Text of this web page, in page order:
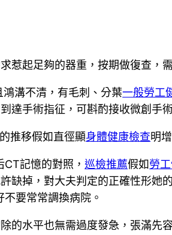
惹起足夠的器重，按期做復查
溝不清，有毛刺、分葉一般勞工
達手術指征，可斟酌接收微創手
推移假如直徑顯身體健康檢查明
CT記憶的對照，巡檢推薦假如勞
缺掉，對大夫判定的正確性形
要常常調換病院。
的水平也無需過度發急，張滿先